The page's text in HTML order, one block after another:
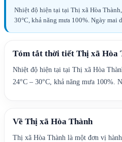
Nhiệt độ hiện tại tại Thị xã Hòa
30°C, khả năng mưa 100%. Ngày mai
Tóm tắt thời tiết Thị xã Hòa
Nhiệt độ hiện tại tại Thị xã Hòa
24°C – 30°C, khả năng mưa 100%.
Về Thị xã Hòa Thành
Thị xã Hòa Thành là một đơn vị